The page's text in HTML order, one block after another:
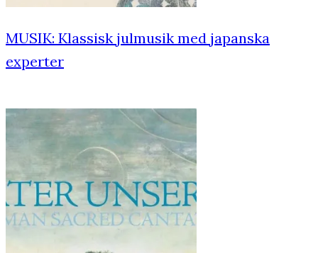
MUSIK: Klassisk julmusik med japanska
experter